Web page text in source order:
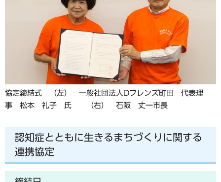
協定締結式 （左） 一般社団法人Dフレンズ町田 代表理
事 松本 礼子 氏 （右） 石阪 丈一市長
認知症とともに生きるまちづくりに関する
連携協定